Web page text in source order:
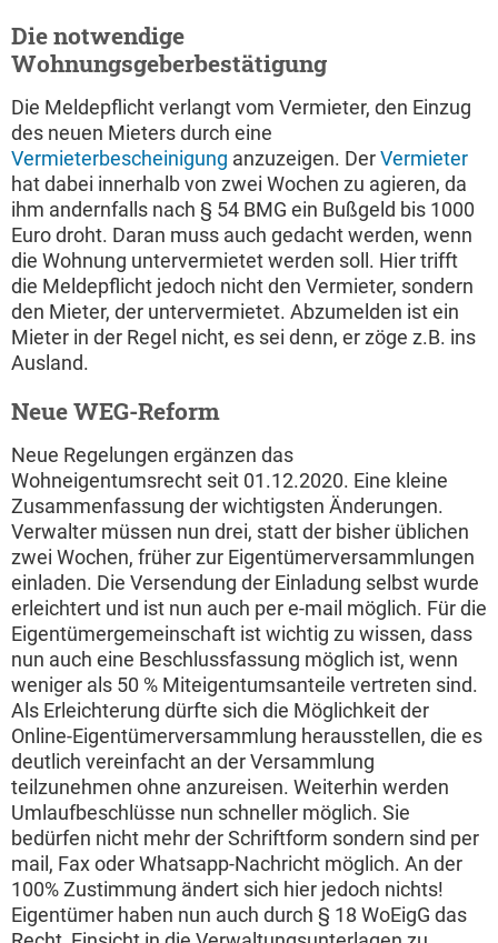
Die notwendige
Wohnungsgeberbestätigung
Die Meldepflicht verlangt vom Vermieter, den Einzug
des neuen Mieters durch eine
Vermieterbescheinigung anzuzeigen. DerVermieter
hat dabei innerhalb von zwei Wochen zu agieren, da
ihm andernfalls nach § 54 BMG ein Bußgeld bis 1000
Euro droht. Daran muss auch gedacht werden, wenn
die Wohnung untervermietet werden soll. Hier trifft
die Meldepflicht jedoch nicht den Vermieter, sondern
den Mieter, der untervermietet. Abzumelden ist ein
Mieter in der Regel nicht, es sei denn, er zöge z.B. ins
Ausland.
Neue WEG-Reform
Neue Regelungen ergänzen das
Wohneigentumsrecht seit 01.12.2020. Eine kleine
Zusammenfassung der wichtigsten Änderungen.
Verwalter müssen nun drei, statt der bisher üblichen
zwei Wochen, früher zur Eigentümerversammlungen
einladen. Die Versendung der Einladung selbst wurde
erleichtert und ist nun auch per e-mail möglich. Für die
Eigentümergemeinschaft ist wichtig zu wissen, dass
nun auch eine Beschlussfassung möglich ist, wenn
weniger als 50 % Miteigentumsanteile vertreten sind.
Als Erleichterung dürfte sich die Möglichkeit der
Online-Eigentümerversammlung herausstellen, die es
deutlich vereinfacht an der Versammlung
teilzunehmen ohne anzureisen. Weiterhin werden
Umlaufbeschlüsse nun schneller möglich. Sie
bedürfen nicht mehr der Schriftform sondern sind per
mail, Fax oder Whatsapp-Nachricht möglich. An der
100% Zustimmung ändert sich hier jedoch nichts!
Eigentümer haben nun auch durch § 18 WoEigG das